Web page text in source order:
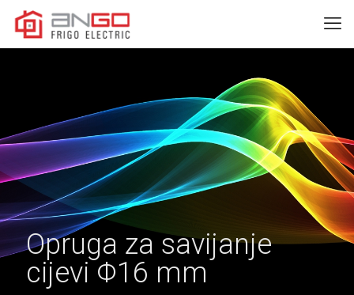
Opruga za savijanje
cijevi Φ16 mm